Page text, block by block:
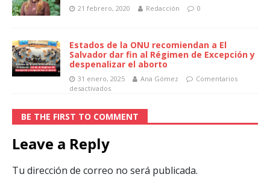
21 febrero, 2020 Redacción 0
Estados de la ONU recomiendan a El
Salvador dar fin al Régimen de Excepción y
despenalizar el aborto
31 enero, 2025 Ana Gómez
Comentarios
desactivados
BE THE FIRST TO COMMENT
Leave a Reply
Tu dirección de correo no será publicada.